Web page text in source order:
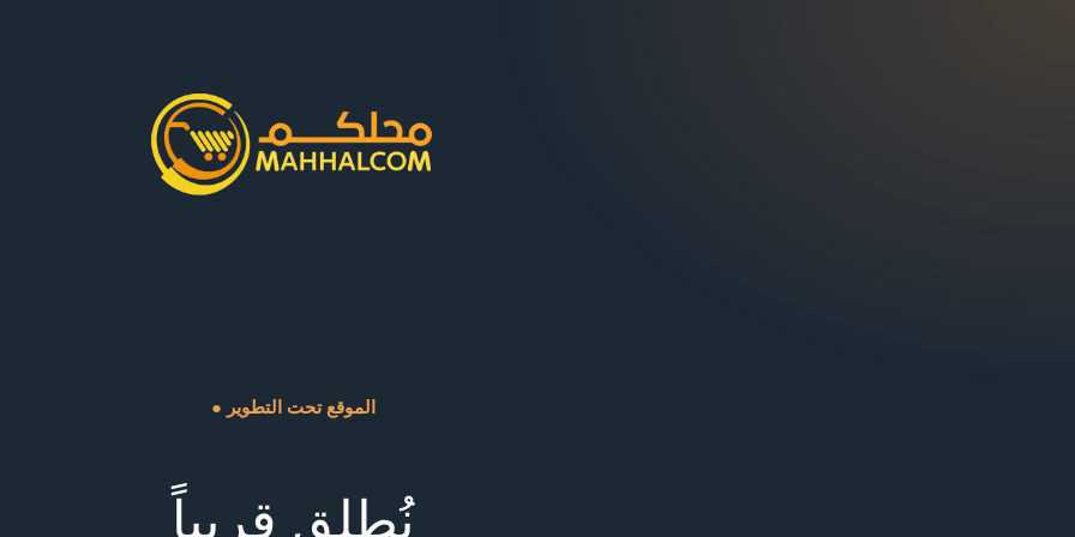
● الموقع تحت التطوير
نُطلق قريباً